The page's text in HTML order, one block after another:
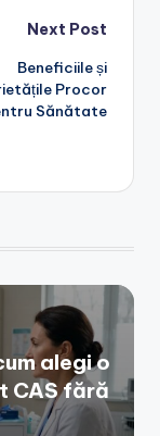
Next Post
Beneficiile și
Procor
Sănătate
alegi o
CAS fără